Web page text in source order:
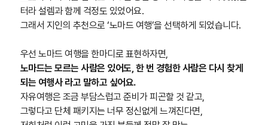
터라 설렘과 함께 걱정도 있었어요.
그래서 지인의 추천으로 ‘노마드 여행’을 선택하게 되었습니다.
우선 노마드 여행을 한마디로 표현하자면,
노마드는 모르는 사람은 있어도, 한 번 경험한 사람은 다시 찾게
되는 여행사 라고 말하고 싶어요.
자유여행은 조금 부담스럽고 준비가 피곤할 것 같고,
그렇다고 단체 패키지는 너무 정신없게 느껴진다면,